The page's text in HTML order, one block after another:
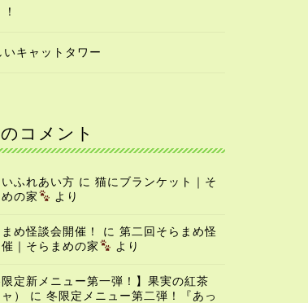
いキャットタワー
コメント
ふれあい方 に 猫にブランケット｜そ
の家
より
め怪談会開催！ に 第二回そらまめ怪
｜そらまめの家
より
限定新メニュー第一弾！】果実の紅茶
）
に 冬限定メニュー第二弾！『あっ